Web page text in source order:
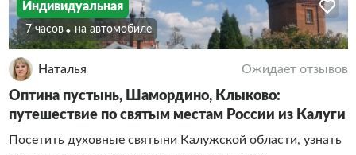
Индивидуальная
7 часов На автомобиле
Наталья Ожидает отзывов
Оптина пустынь, Шамордино, Клыково:
путешествие по святым местам России из Калуги
Посетить духовные святыни Калужской области, узнать